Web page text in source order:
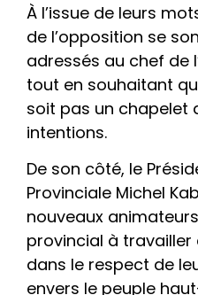
À l’issue de leurs
de l’opposition se
adressés au chef de
tout en souhaitant
soit pas un chapelet
intentions.
De son côté, le
Provinciale Michel
nouveaux
provincial à travailler
dans le respect de
envers le peuple